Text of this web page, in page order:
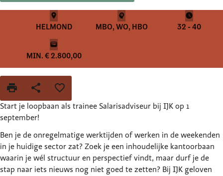
place
HELMOND
psychology
MBO, WO, HBO
watch_later
32 -40
wallet
MIN. € 2.800,00
print share favorite_border
Start je loopbaan als trainee Salarisadviseur bij IJK op 1
september!
Ben je de onregelmatige werktijden of werken in de weekenden
in je huidige sector zat? Zoek je een inhoudelijke kantoorbaan
waarin je wél structuur en perspectief vindt, maar durf je de
stap naar iets nieuws nog niet goed te zetten? Bij IJK geloven